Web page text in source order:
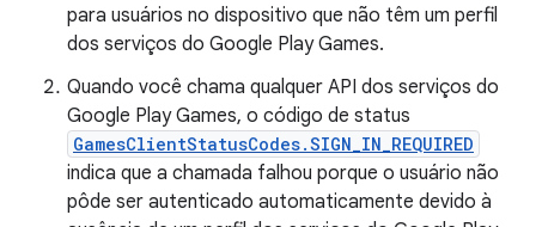
para usuários no dispositivo que não têm um perfil
dos serviços do Google Play Games.
Quando você chama qualquer API dos serviços do
Google Play Games, o código de status
GamesClientStatusCodes.SIGN_IN_REQUIRED
indica que a chamada falhou porque o usuário não
pôde ser autenticado automaticamente devido à